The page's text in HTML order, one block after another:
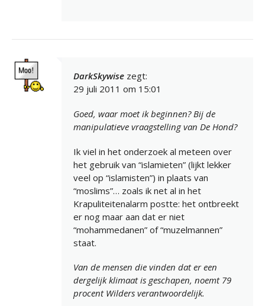
DarkSkywise zegt:
29 juli 2011 om 15:01
Goed, waar moet ik beginnen? Bij de
manipulatieve vraagstelling van De Hond?
Ik viel in het onderzoek al meteen over
het gebruik van “islamieten” (lijkt lekker
veel op “islamisten”) in plaats van
“moslims”… zoals ik net al in het
Krapuliteitenalarm postte: het ontbreekt
er nog maar aan dat er niet
“mohammedanen” of “muzelmannen”
staat.
Van de mensen die vinden dat er een
dergelijk klimaat is geschapen, noemt 79
procent Wilders verantwoordelijk.